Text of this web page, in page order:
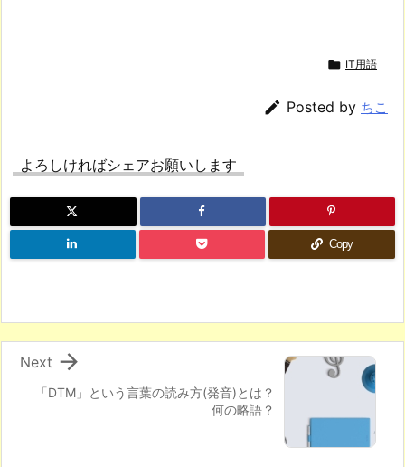
 IT用語
 Posted by ちこ
よろしければシェアお願いします
Copy
「DTM」という言葉の読み方(発音)とは？
何の略語？

Next